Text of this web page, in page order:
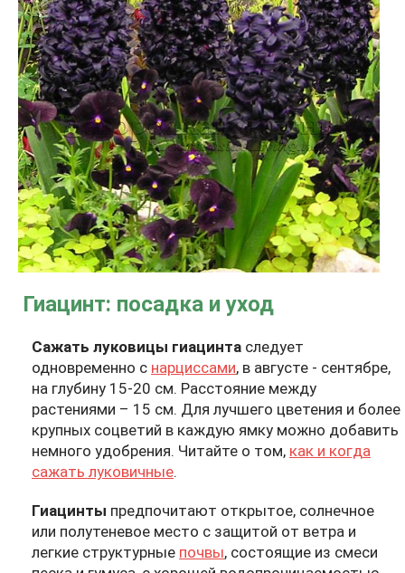
Гиацинт: посадка и уход
Сажать луковицы гиацинта следует
одновременно с нарциссами, в августе - сентябре,
на глубину 15-20 см. Расстояние между
растениями – 15 см. Для лучшего цветения и более
крупных соцветий в каждую ямку можно добавить
немного удобрения. Читайте о том, как и когда
сажать луковичные.
Гиацинты предпочитают открытое, солнечное
или полутеневое место с защитой от ветра и
легкие структурные почвы, состоящие из смеси